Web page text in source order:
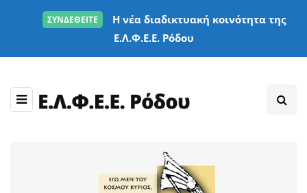
ΣΥΝΔΕΘΕΙΤΕ
Η νέα διαδικτυακή κοινότητα της
Ε.Λ.Φ.Ε.Ε. Ρόδου